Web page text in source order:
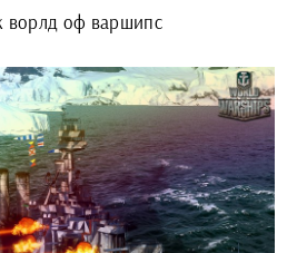
ворлд оф варшипс